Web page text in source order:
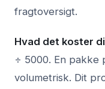
fragtoversigt.
Hvad det koster
÷ 5000. En pakke
volumetrisk. Dit